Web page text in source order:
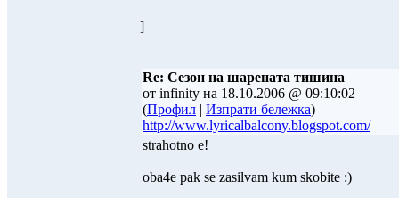
]
Re: Сезон на шарената тишина
от infinity на 18.10.2006 @ 09:10:02
(Профил | Изпрати бележка)
http://www.lyricalbalcony.blogspot.com/
strahotno e!
oba4e pak se zasilvam kum skobite :)